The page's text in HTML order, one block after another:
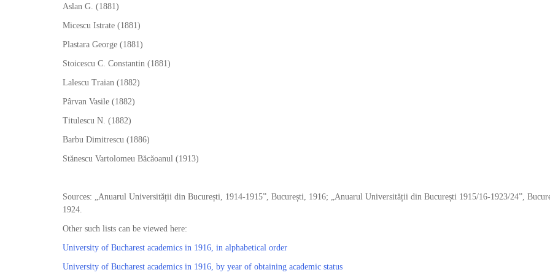
Aslan G. (1881)
Micescu Istrate (1881)
Plastara George (1881)
Stoicescu C. Constantin (1881)
Lalescu Traian (1882)
Pârvan Vasile (1882)
Titulescu N. (1882)
Barbu Dimitrescu (1886)
Stănescu Vartolomeu Băcăoanul (1913)
Sources: „Anuarul Universității din București, 1914-1915”, București, 1916; „Anuarul Universității din București 1915/16-1923/24”,
1924.
Other such lists can be viewed here:
University of Bucharest academics in 1916, in alphabetical order
University of Bucharest academics in 1916, by year of obtaining academic status